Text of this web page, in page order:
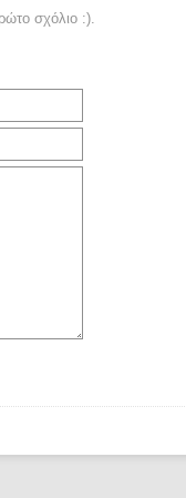
σχόλιο :).